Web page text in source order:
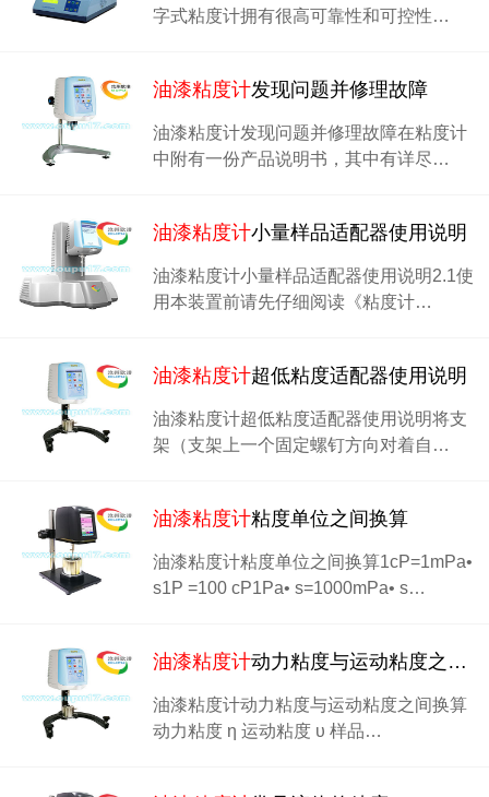
字式粘度计拥有很高可靠性和可控性…
油漆粘度计发现问题并修理故障
油漆粘度计发现问题并修理故障在粘度计
中附有一份产品说明书，其中有详尽…
油漆粘度计小量样品适配器使用说明
油漆粘度计小量样品适配器使用说明2.1使
用本装置前请先仔细阅读《粘度计…
油漆粘度计超低粘度适配器使用说明
油漆粘度计超低粘度适配器使用说明将支
架（支架上一个固定螺钉方向对着自…
油漆粘度计粘度单位之间换算
油漆粘度计粘度单位之间换算1cP=1mPa•
s1P =100 cP1Pa• s=1000mPa• s…
油漆粘度计动力粘度与运动粘度之间换算
油漆粘度计动力粘度与运动粘度之间换算
动力粘度 η 运动粘度 υ 样品…